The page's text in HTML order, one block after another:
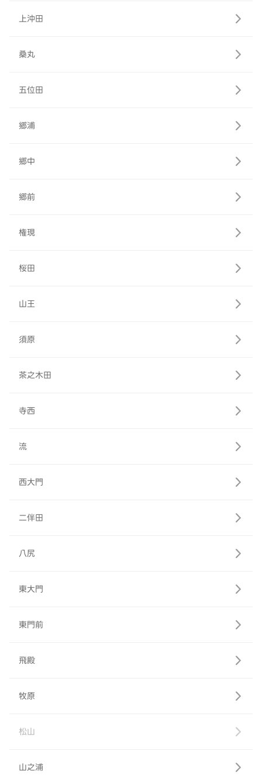
上沖田
桑丸
五位田
郷浦
郷中
郷前
権現
桜田
山王
須原
茶之木田
寺西
流
西大門
二伴田
八尻
東大門
東門前
飛殿
牧原
松山
山之浦